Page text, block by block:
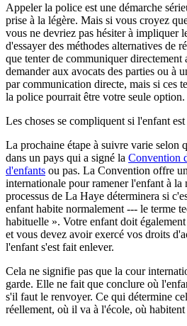
Appeler la police est une démarche
prise à la légère. Mais si vous croyez
vous ne devriez pas hésiter à impliquer
d'essayer des méthodes alternatives de
que tenter de communiquer directement
demander aux avocats des parties ou à
par communication directe, mais si ces
la police pourrait être votre seule option.
Les choses se compliquent si l'enfant
La prochaine étape à suivre varie selon
dans un pays qui a signé la Convention
d'enfants ou pas. La Convention offre
internationale pour ramener l'enfant à la
processus de La Haye déterminera si
enfant habite normalement --- le terme
habituelle ». Votre enfant doit
et vous devez avoir exercé vos droits
l'enfant s'est fait enlever.
Cela ne signifie pas que la cour
garde. Elle ne fait que conclure où
s'il faut le renvoyer. Ce qui détermine
réellement, où il va à l'école, où habitent